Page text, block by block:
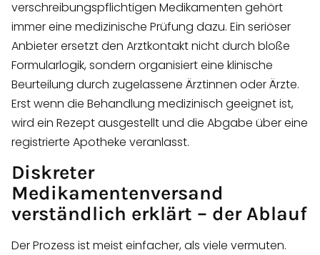
verschreibungspflichtigen Medikamenten gehört
immer eine medizinische Prüfung dazu. Ein seriöser
Anbieter ersetzt den Arztkontakt nicht durch bloße
Formularlogik, sondern organisiert eine klinische
Beurteilung durch zugelassene Ärztinnen oder Ärzte.
Erst wenn die Behandlung medizinisch geeignet ist,
wird ein Rezept ausgestellt und die Abgabe über eine
registrierte Apotheke veranlasst.
Diskreter
Medikamentenversand
verständlich erklärt – der Ablauf
Der Prozess ist meist einfacher, als viele vermuten.